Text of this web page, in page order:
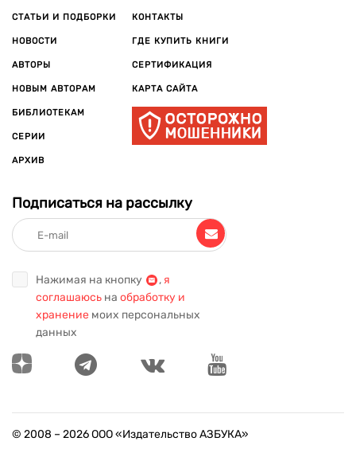
СТАТЬИ И ПОДБОРКИ
НОВОСТИ
АВТОРЫ
НОВЫМ АВТОРАМ
БИБЛИОТЕКАМ
СЕРИИ
АРХИВ
КОНТАКТЫ
ГДЕ КУПИТЬ КНИГИ
СЕРТИФИКАЦИЯ
КАРТА САЙТА
Подписаться на рассылку
Нажимая на кнопку , я
соглашаюсь на обработку и
хранение моих персональных
данных
© 2008 – 2026ООО «Издательство АЗБУКА»